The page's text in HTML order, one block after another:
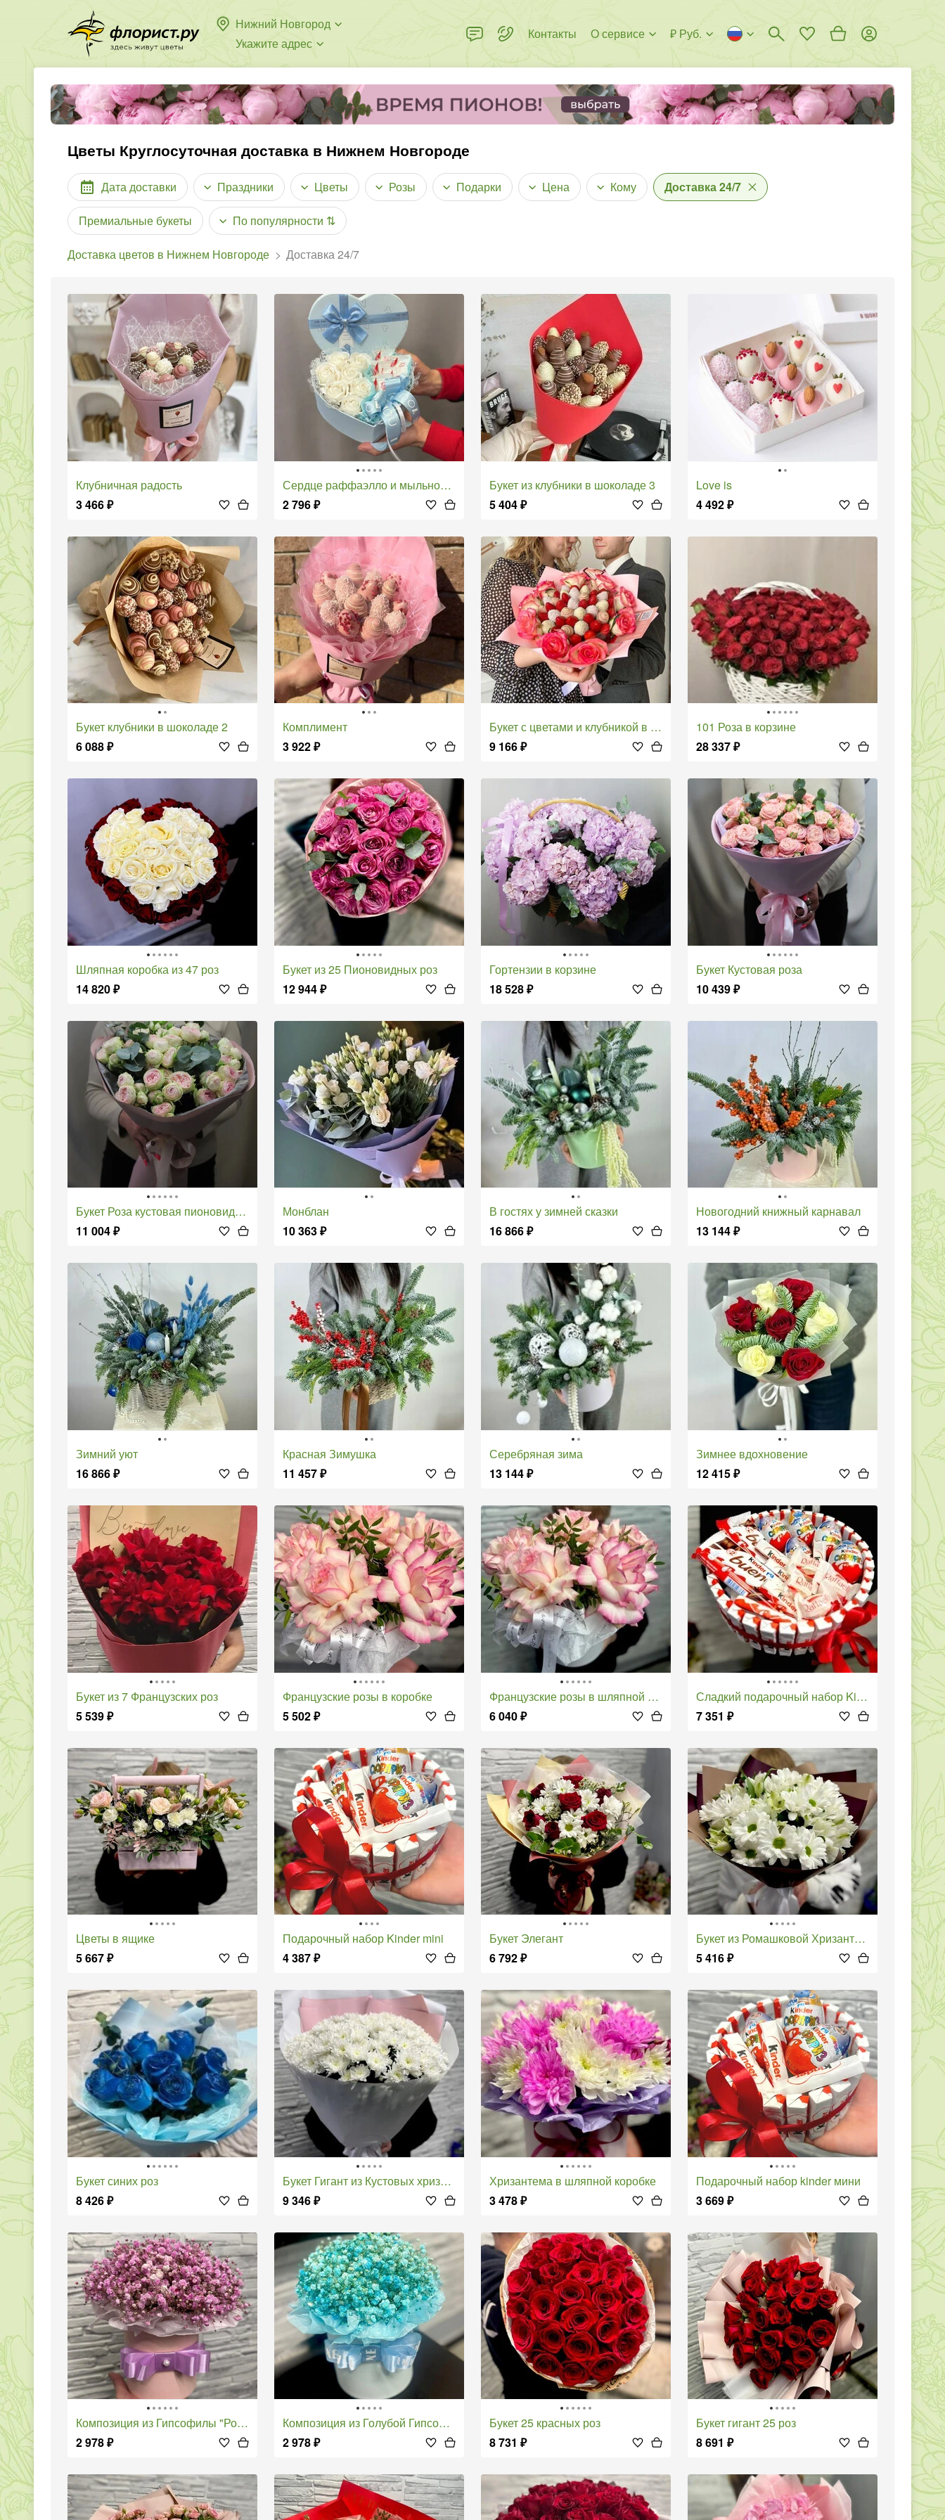
Нижний Новгород
Укажите адрес
Контакты О сервисе ₽ Руб.
Цветы Круглосуточная доставка в Нижнем Новгороде
Дата доставки Праздники Цветы Розы Подарки Цена Кому Доставка 24/7
Премиальные букеты По популярности ⇅
Доставка цветов в Нижнем Новгороде Доставка 24/7
Клубничная радость
3 466₽
Сердце раффаэлло и мыльной розы
2 796₽
Букет из клубники в шоколаде 3
5 404₽
Love is
4 492₽
Букет клубники в шоколаде 2
6 088₽
Комплимент
3 922₽
Букет с цветами и клубникой в шоколаде 1
9 166₽
101 Роза в корзине
28 337₽
Шляпная коробка из 47 роз
14 820₽
Букет из 25 Пионовидных роз
12 944₽
Гортензии в корзине
18 528₽
Букет Кустовая роза
10 439₽
Букет Роза кустовая пионовидная
11 004₽
Монблан
10 363₽
В гостях у зимней сказки
16 866₽
Новогодний книжный карнавал
13 144₽
Зимний уют
16 866₽
Красная Зимушка
11 457₽
Серебряная зима
13 144₽
Зимнее вдохновение
12 415₽
Букет из 7 Французских роз
5 539₽
Французские розы в коробке
5 502₽
Французские розы в шляпной коробке
6 040₽
Сладкий подарочный набор Kinder
7 351 ₽
Цветы в ящике
5 667₽
Подарочный набор Kinder mini
4 387₽
Букет Элегант
6 792₽
Букет из Ромашковой Хризантемы и Альстромерии
5 416₽
Букет синих роз
8 426₽
Букет Гигант из Кустовых хризантем
9 346₽
Хризантема в шляпной коробке
3 478₽
Подарочный набор kinder мини
3 669₽
Композиция из Гипсофилы "Розовый Фламинго"
2 978₽
Композиция из Голубой Гипсофилы
2 978₽
Букет 25 красных роз
8 731 ₽
Букет гигант 25 роз
8 691 ₽